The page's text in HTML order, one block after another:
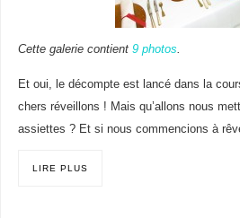
Cette galerie contient 9 photos.
Et oui, le décompte est lancé dans la
chers réveillons ! Mais qu’allons nous
assiettes ? Et si nous commencions à
LIRE PLUS